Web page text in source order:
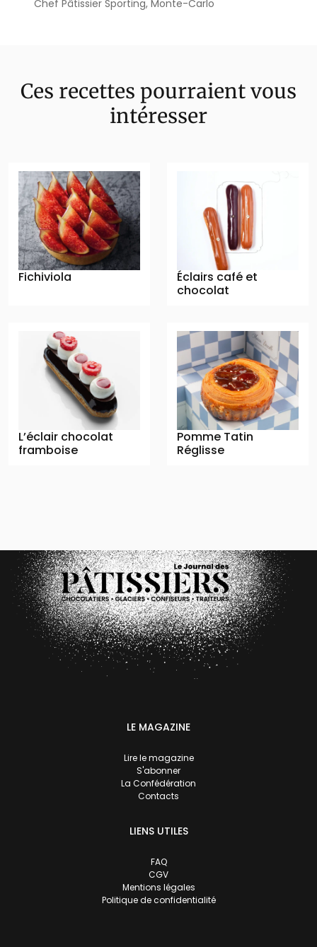
Chef Pâtissier Sporting, Monte-Carlo
Ces recettes pourraient vous
intéresser
Fichiviola
Éclairs café et
chocolat
L’éclair chocolat
framboise
Pomme Tatin
Réglisse
LE MAGAZINE
Lire le magazine
S'abonner
La Confédération
Contacts
LIENS UTILES
FAQ
CGV
Mentions légales
Politique de confidentialité